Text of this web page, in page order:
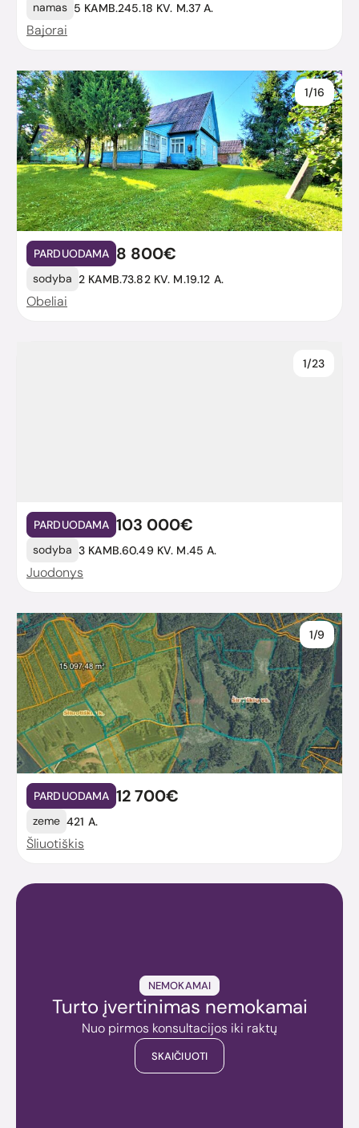
namas 5 KAMB.245.18 KV. M.37 A.
Bajorai
1/16
PARDUODAMA 8 800€
sodyba 2 KAMB.73.82 KV. M.19.12 A.
Obeliai
1/23
PARDUODAMA 103 000€
sodyba 3 KAMB.60.49 KV. M.45 A.
Juodonys
1/9
PARDUODAMA 12 700€
zeme 421 A.
Šliuotiškis
NEMOKAMAI
Turto įvertinimas nemokamai
Nuo pirmos konsultacijos iki raktų
SKAIČIUOTI